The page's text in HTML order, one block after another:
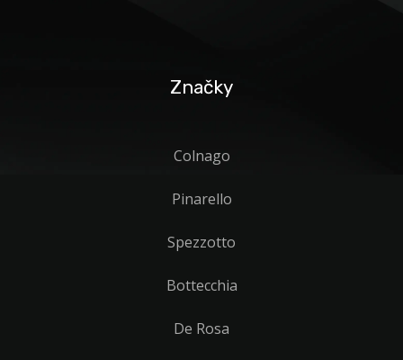
Značky
Colnago
Pinarello
Spezzotto
Bottecchia
De Rosa